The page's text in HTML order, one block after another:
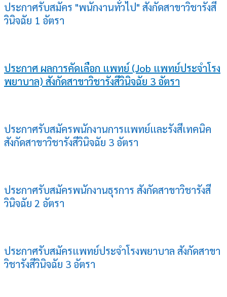
ประกาศรับสมัคร "พนักงานทั่วไป" สังกัดสาขาวิชารังสี
วินิจฉัย 1 อัตรา
ประกาศ ผลการคัดเลือก แพทย์ (Job แพทย์ประจำโรง
พยาบาล) สังกัดสาขาวิชารังสีวินิจฉัย 3 อัตรา
ประกาศรับสมัครพนักงานการแพทย์และรังสีเทคนิค
สังกัดสาขาวิชารังสีวินิจฉัย 3 อัตรา
ประกาศรับสมัครพนักงานธุรการ สังกัดสาขาวิชารังสี
วินิจฉัย 2 อัตรา
ประกาศรับสมัครแพทย์ประจำโรงพยาบาล สังกัดสาขา
วิชารังสีวินิจฉัย 3 อัตรา